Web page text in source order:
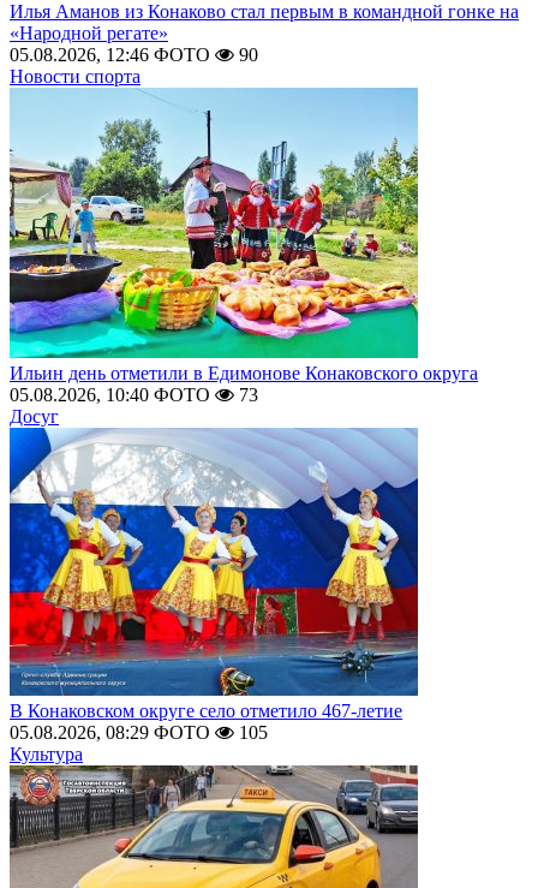
Илья Аманов из Конаково стал первым в командной гонке на
«Народной регате»
05.08.2026, 12:46 ФОТО
90
Новости спорта
Ильин день отметили в Едимонове Конаковского округа
05.08.2026, 10:40 ФОТО
73
Досуг
В Конаковском округе село отметило 467-летие
05.08.2026, 08:29 ФОТО
105
Культура